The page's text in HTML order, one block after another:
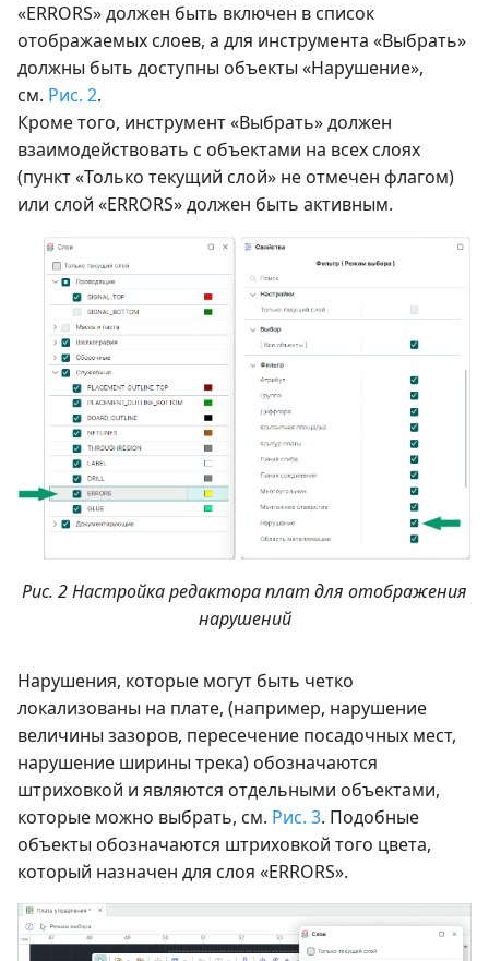
«ERRORS» должен быть включен в список
отображаемых слоев, а для инструмента «Выбрать»
должны быть доступны объекты «Нарушение»,
см. Рис. 2.
Кроме того, инструмент «Выбрать» должен
взаимодействовать с объектами на всех слоях
(пункт «Только текущий слой» не отмечен флагом)
или слой «ERRORS» должен быть активным.
Рис. 2 Настройка редактора плат для отображения
нарушений
Нарушения, которые могут быть четко
локализованы на плате, (например, нарушение
величины зазоров, пересечение посадочных мест,
нарушение ширины трека) обозначаются
штриховкой и являются отдельными объектами,
которые можно выбрать, см. Рис. 3. Подобные
объекты обозначаются штриховкой того цвета,
который назначен для слоя «ERRORS».